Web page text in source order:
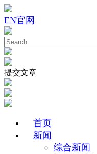
EN官网
提交文章
首页
新闻
综合新闻